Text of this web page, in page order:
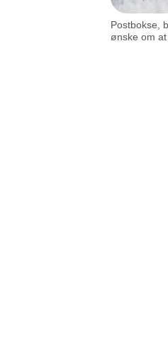
Postbokse,
ønske om